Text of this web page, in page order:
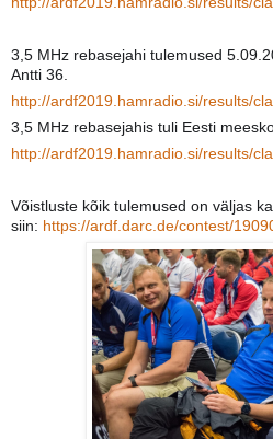
3,5 MHz rebasejahi tulemused
Antti 36.
http://ardf2019.hamradio.si/results/
3,5 MHz rebasejahis tuli Eesti
http://ardf2019.hamradio.si/results/
Võistluste kõik tulemused on väljas ka
siin: https://ardf.darc.de/contest/